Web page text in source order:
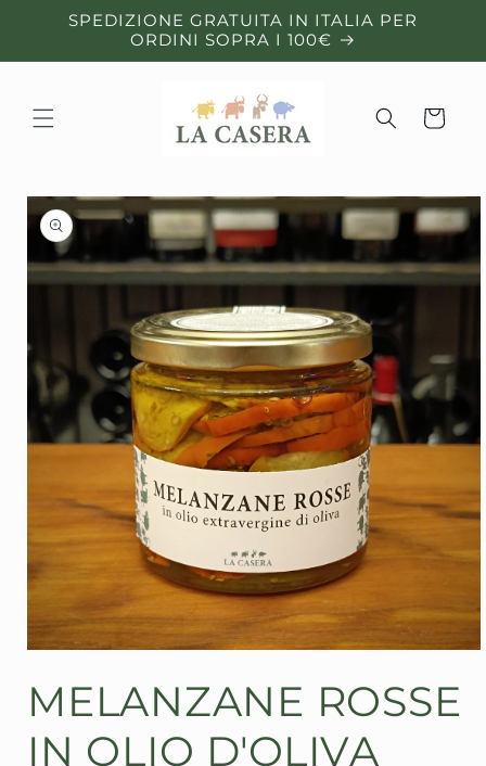
direttamenteSPEDIZIONE GRATUITA IN ITALIA PER
ORDINI SOPRA I 100€
Carrello
Passa alle
informazioni
sul prodotto
multimediali
finestra
modale
MELANZANE ROSSE
IN OLIO D'OLIVA